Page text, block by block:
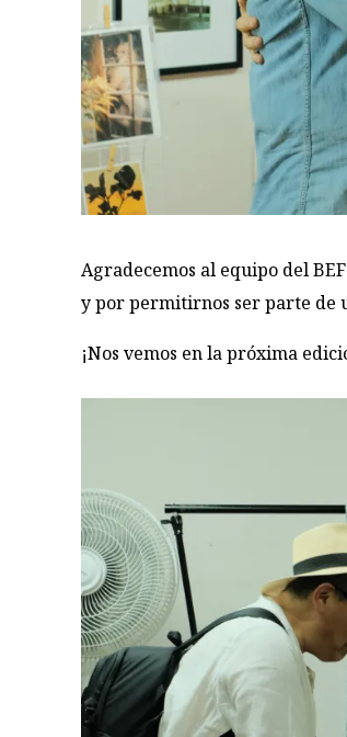
Agradecemos al equipo del
y por permitirnos ser parte de
¡Nos vemos en la próxima